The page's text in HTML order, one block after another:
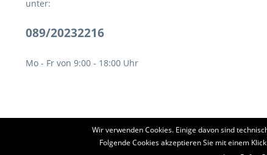
unter:
089/20232216
Mo - Fr von 9:00 - 18:00 Uhr
* Alle Preise inkl.
Wir verwenden Cookies. Einige davon sind
Folgende Cookies akzeptieren Sie mit einem